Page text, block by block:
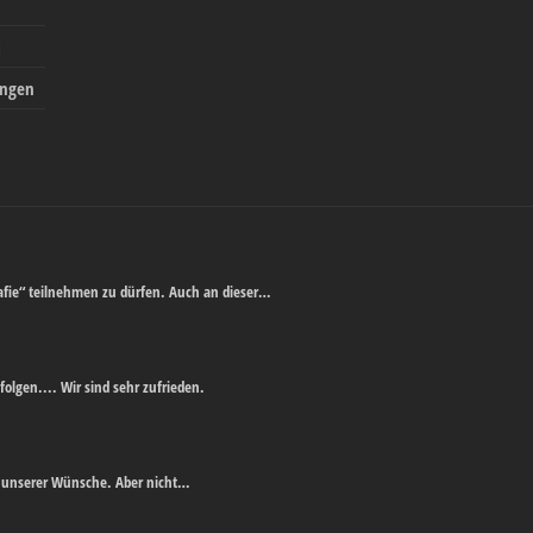
teilnehmen zu dürfen. Auch an dieser…
Wir sind sehr zufrieden.
Wünsche. Aber nicht…